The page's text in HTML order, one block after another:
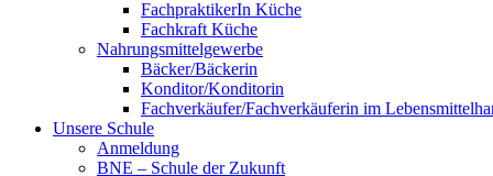
FachpraktikerIn Küche
Fachkraft Küche
Nahrungsmittelgewerbe
Bäcker/Bäckerin
Konditor/Konditorin
Fachverkäufer/Fachverkäuferin im
Unsere Schule
Anmeldung
BNE – Schule der Zukunft